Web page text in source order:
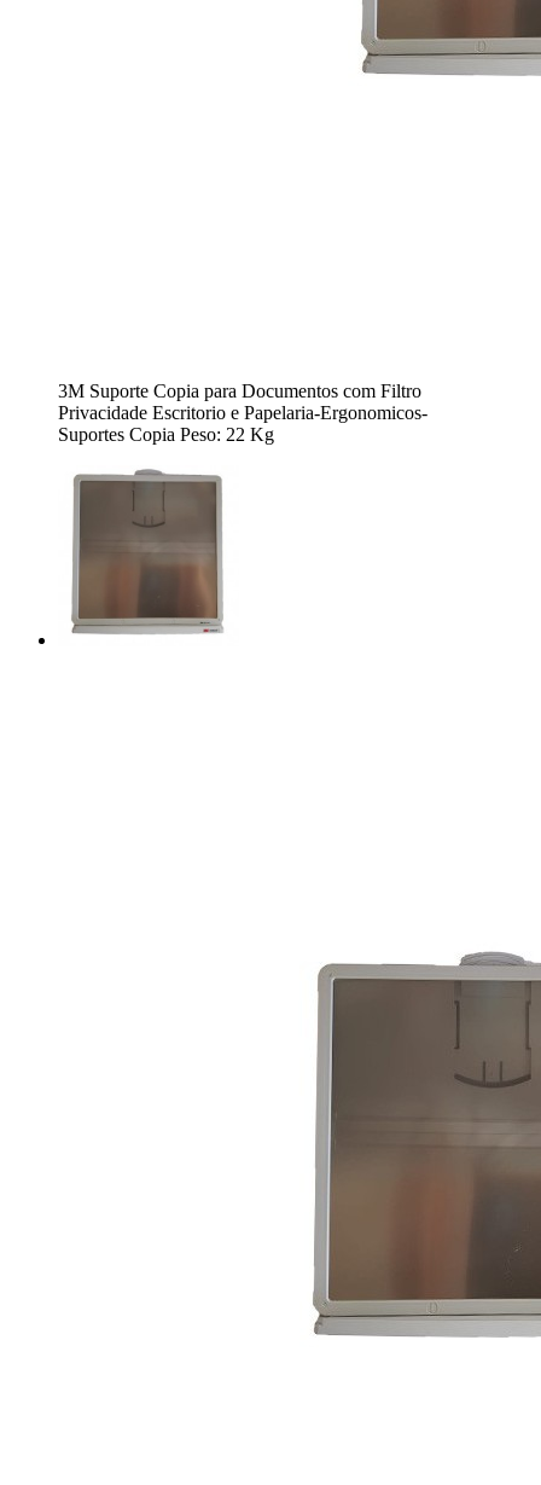
3M Suporte Copia para Documentos com Filtro
Privacidade Escritorio e Papelaria-Ergonomicos-
Suportes Copia Peso: 22 Kg